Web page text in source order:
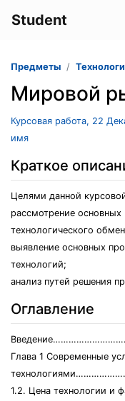
Student
Предметы
Мировой
Курсовая работа, 22
имя
Краткое
Целями данной
рассмотрение
технологического
выявление основных
технологий;
анализ путей решения
Оглавление
Глава 1 Современные
1.2. Цена технологии и